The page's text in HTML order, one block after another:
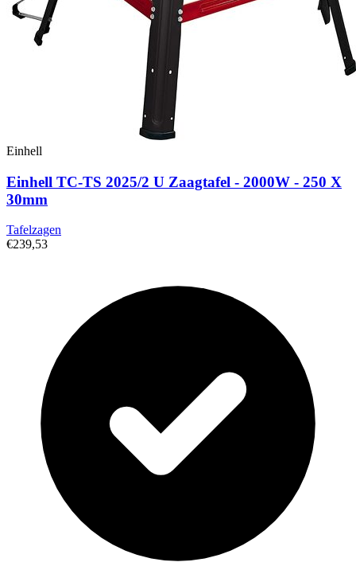
Einhell
Einhell TC-TS 2025/2 U Zaagtafel - 2000W - 250 X
30mm
Tafelzagen
€239,53